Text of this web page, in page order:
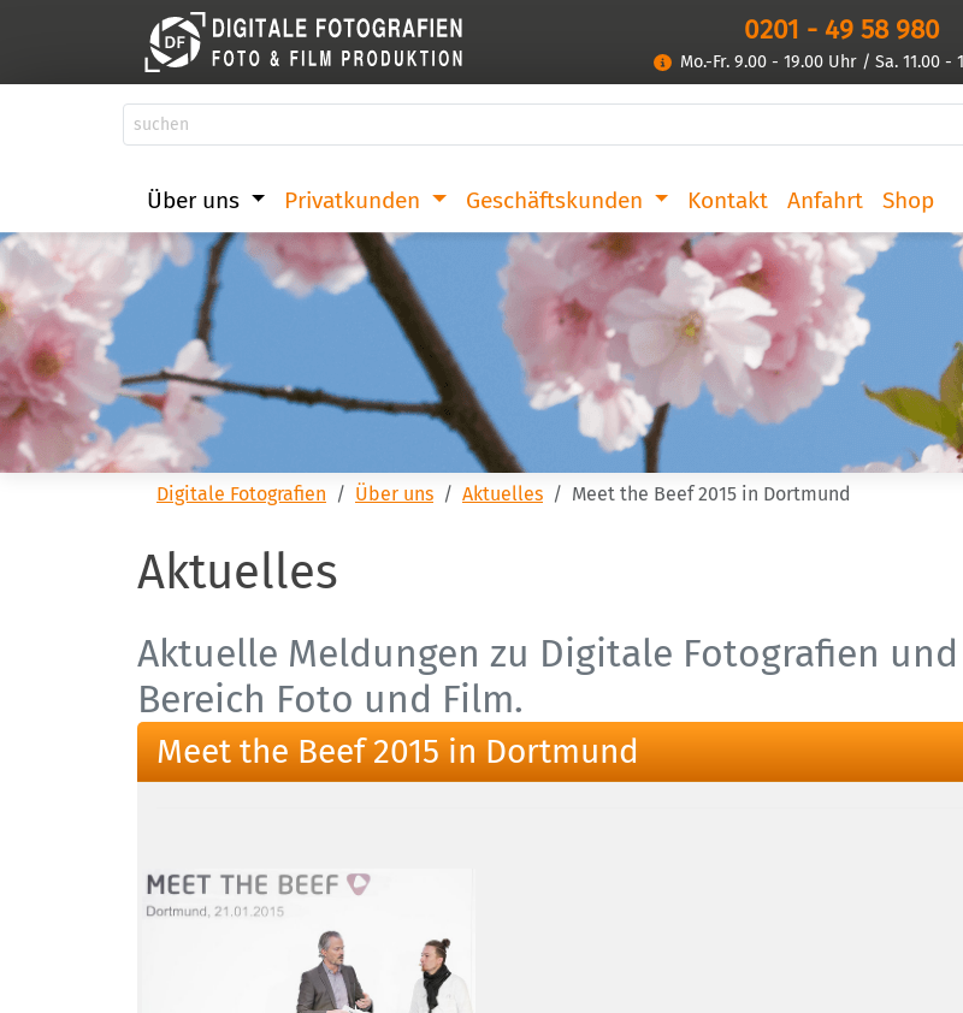
0201 - 49 58 980
Mo.-Fr. 9.00 - 19.00 Uhr / Sa. 11.00 -
Über uns Privatkunden Geschäftskunden Kontakt Anfahrt Shop
Digitale Fotografien Über uns Aktuelles Meet the Beef 2015 in Dortmund
Aktuelles
Aktuelle Meldungen zu Digitale Fotografien
Bereich Foto und Film.
Meet the Beef 2015 in Dortmund